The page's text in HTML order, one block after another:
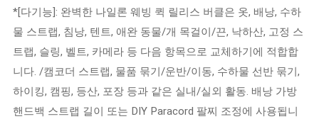
*[다기능]: 완벽한 나일론 웨빙 퀵 릴리스 버클은 옷, 배낭, 수하
물 스트랩, 침낭, 텐트, 애완 동물/개 목걸이/끈, 낙하산, 고정 스
트랩, 슬링, 벨트, 카메라 등 다음 항목으로 교체하기에 적합합
니다. /캠코더 스트랩, 물품 묶기/운반/이동, 수하물 선반 묶기,
하이킹, 캠핑, 등산, 포장 등과 같은 실내/실외 활동. 배낭 가방
핸드백 스트랩 길이 또는 DIY Paracord 팔찌 조정에 사용됩니